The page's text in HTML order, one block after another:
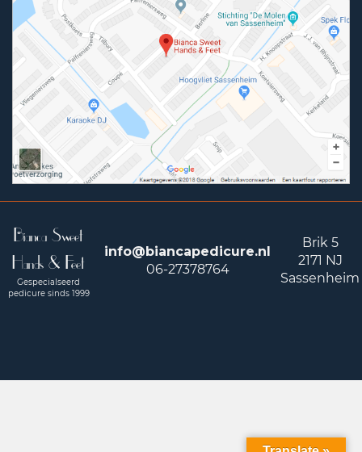
Bianca Sweet
Hands & Feet
info@biancapedicure.nl
06-27378764
Brik 5
2171 NJ
Sassenheim
Gespecialseerd
pedicure sinds 1999